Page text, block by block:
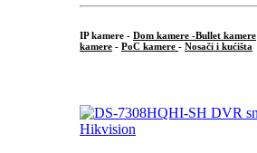
IP kamere - Dom kamere -Bullet kamere
kamere - PoC kamere - Nosači i kućišta